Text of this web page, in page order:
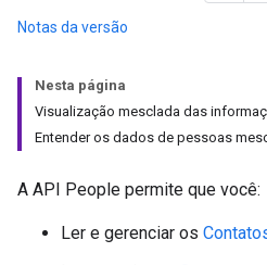
Notas da versão
Nesta página
Visualização mesclada das
Entender os dados de pessoas
A API People permite que você:
Ler e gerenciar os